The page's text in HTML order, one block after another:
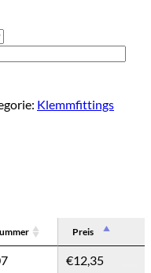
Klemmfittings
Preis
12,35
Preis
€12,35